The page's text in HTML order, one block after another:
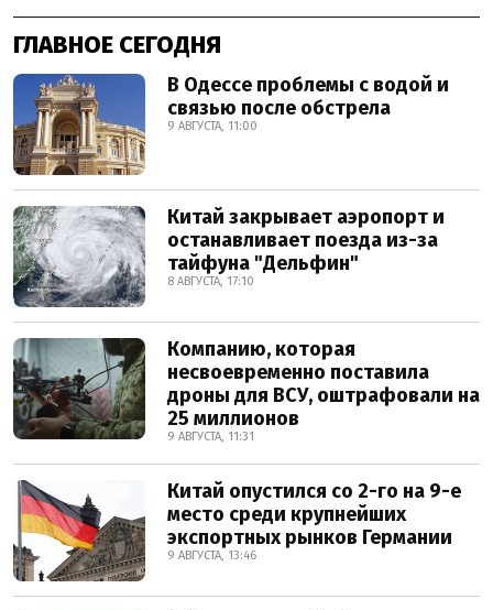
ГЛАВНОЕ СЕГОДНЯ
В Одессе проблемы с водой и
связью после обстрела
9 АВГУСТА, 11:00
Китай закрывает аэропорт и
останавливает поезда из-за
тайфуна "Дельфин"
8 АВГУСТА, 17:10
Компанию, которая
несвоевременно поставила
дроны для ВСУ, оштрафовали на
25 миллионов
9 АВГУСТА, 11:31
Китай опустился со 2-го на 9-е
место среди крупнейших
экспортных рынков Германии
9 АВГУСТА, 13:46